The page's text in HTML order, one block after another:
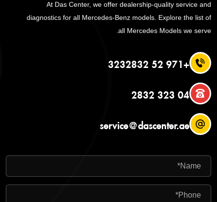
At Das Center, we offer dealership-quality service and
diagnostics for all Mercedes-Benz models. Explore the list of
all Mercedes Models we serve.
+971 52 3232832
04 323 2832
service@dascenter.ae